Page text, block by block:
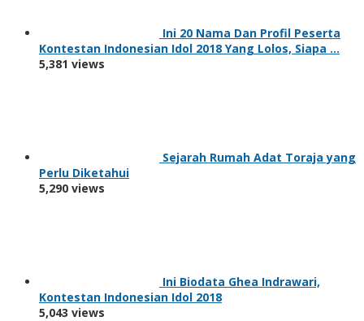
Ini 20 Nama Dan Profil Peserta
Kontestan Indonesian Idol 2018 Yang Lolos, Siapa …
5,381 views
Sejarah Rumah Adat Toraja yang
Perlu Diketahui
5,290 views
Ini Biodata Ghea Indrawari,
Kontestan Indonesian Idol 2018
5,043 views